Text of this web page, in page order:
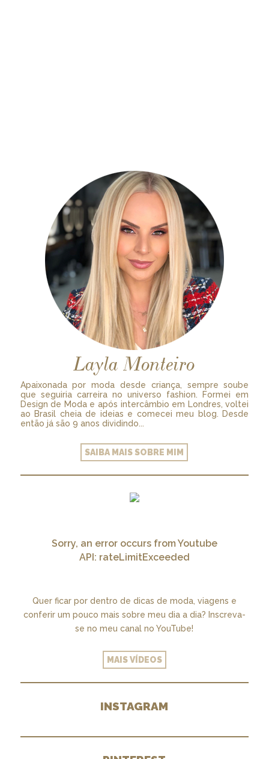
Layla Monteiro
Apaixonada por moda desde criança, sempre soube
que seguiria carreira no universo fashion. Formei em
Design de Moda e após intercâmbio em Londres, voltei
ao Brasil cheia de ideias e comecei meu blog. Desde
então já são 9 anos dividindo...
SAIBA MAIS SOBRE MIM
Sorry, an error occurs from Youtube
API: rateLimitExceeded
Quer ficar por dentro de dicas de moda, viagens e
conferir um pouco mais sobre meu dia a dia? Inscreva-
se no meu canal no YouTube!
MAIS VÍDEOS
INSTAGRAM